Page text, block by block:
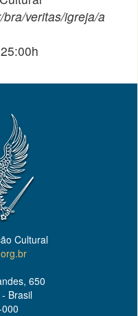
veritas/igreja/a
Cultural
650
Brasil